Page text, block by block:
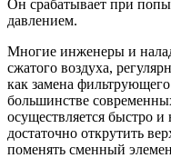
Он срабатывает при
давлением.
Многие инженеры и
сжатого воздуха,
как замена
большинстве
осуществляется быстро и
достаточно открутить
поменять сменный